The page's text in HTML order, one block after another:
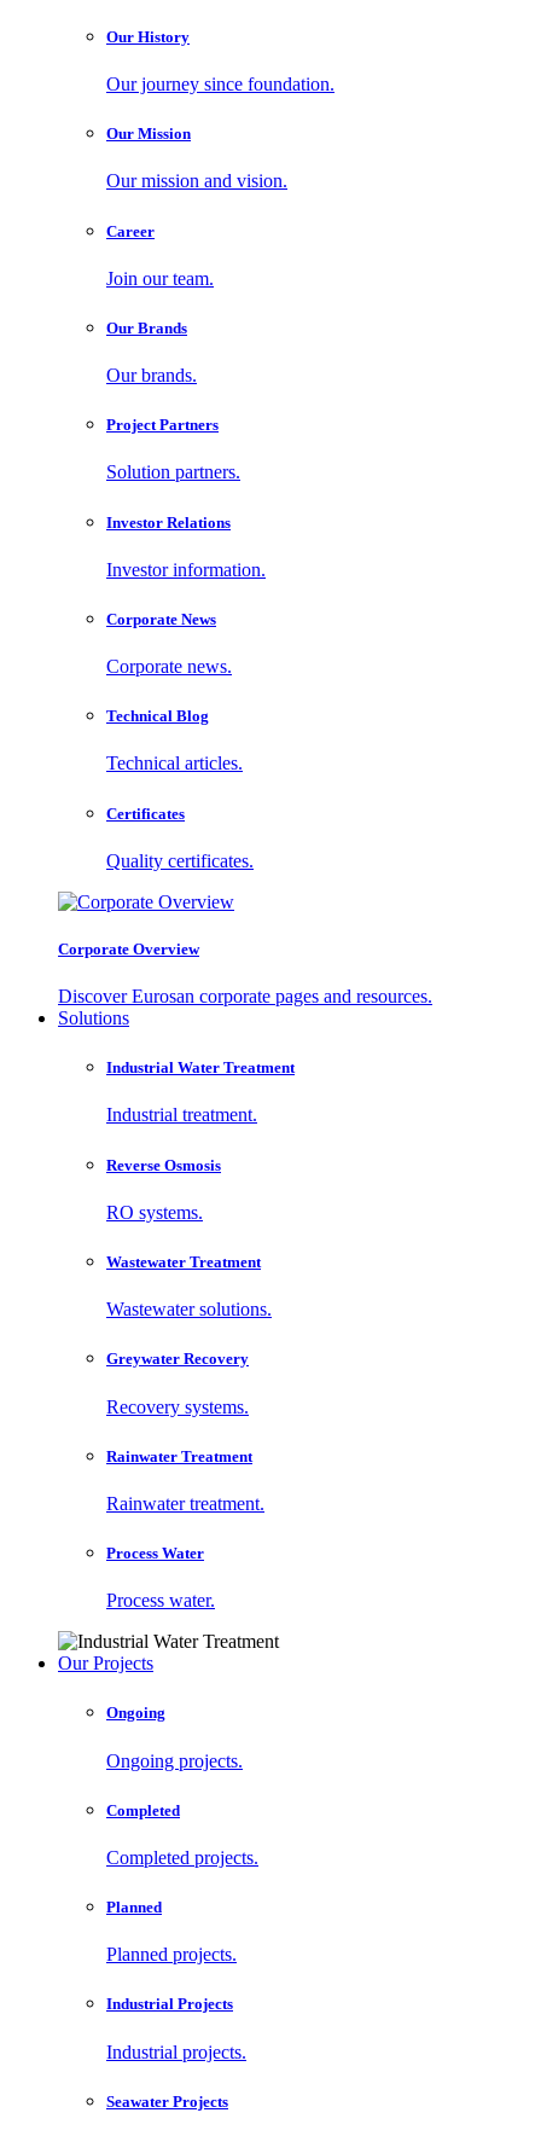
Our History
Our journey since foundation.
Our Mission
Our mission and vision.
Career
Join our team.
Our Brands
Our brands.
Project Partners
Solution partners.
Investor Relations
Investor information.
Corporate News
Corporate news.
Technical Blog
Technical articles.
Certificates
Quality certificates.
Corporate Overview
Discover Eurosan corporate pages and resources.
Solutions
Industrial Water Treatment
Industrial treatment.
Reverse Osmosis
RO systems.
Wastewater Treatment
Wastewater solutions.
Greywater Recovery
Recovery systems.
Rainwater Treatment
Rainwater treatment.
Process Water
Process water.
Our Projects
Ongoing
Ongoing projects.
Completed
Completed projects.
Planned
Planned projects.
Industrial Projects
Industrial projects.
Seawater Projects